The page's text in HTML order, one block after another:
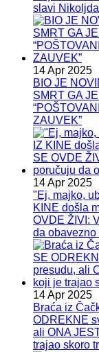
slavi
14 Apr 2025
BIO JE
SMRT GA
ZAUVEK”
14 Apr 2025
"Ej, majko,
KINE došla
OVDE ŽIVI:
da obavezno
14 Apr 2025
Braća iz
ODREKNE
ali ONA
trajao skoro